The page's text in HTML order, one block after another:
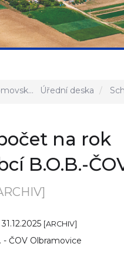
stránka Úřední deska Schválený rozpočet
na rok
B.O.B.-
31.12.2025 [ARCHIV]
- ČOV Olbramovice